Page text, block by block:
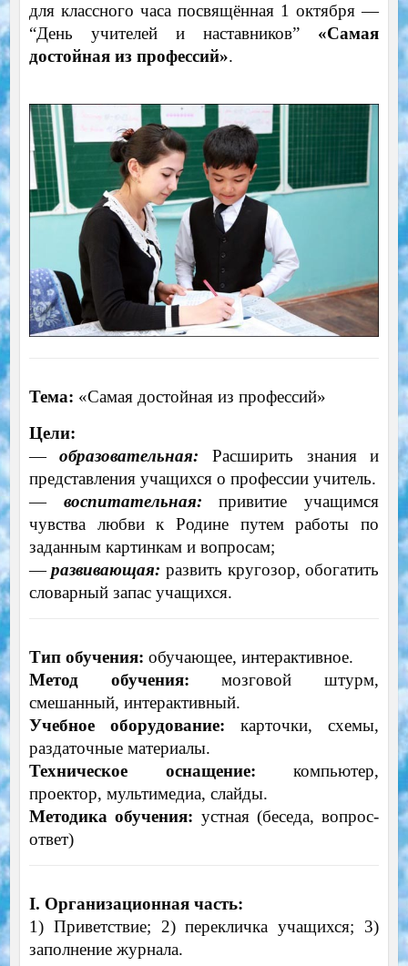
для классного часа посвящённая 1 октября —
“День учителей и наставников” «Самая
достойная из профессий».
Тема: «Самая достойная из профессий»
Цели:
—образовательная: Расширить знания и
представления учащихся о профессии учитель.
— воспитательная: привитие учащимся
чувства любви к Родине путем работы по
заданным картинкам и вопросам;
—развивающая: развить кругозор, обогатить
словарный запас учащихся.
Тип обучения: обучающее, интерактивное.
Метод обучения: мозговой штурм,
смешанный, интерактивный.
Учебное оборудование: карточки, схемы,
раздаточные материалы.
Техническое оснащение: компьютер,
проектор, мультимедиа, слайды.
Методика обучения: устная (беседа, вопрос-
ответ)
I. Организационная часть:
1) Приветствие; 2) перекличка учащихся; 3)
заполнение журнала.